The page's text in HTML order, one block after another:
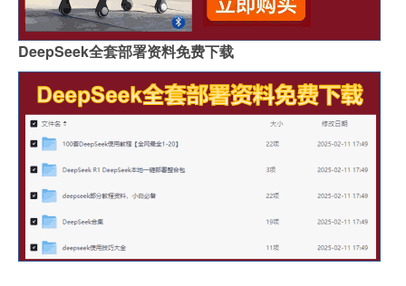
DeepSeek全套部署资料免费下载